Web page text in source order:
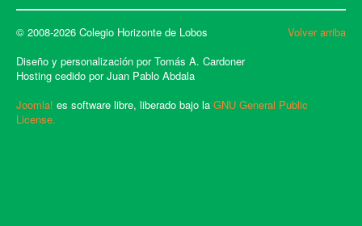
Volver arriba
© 2008-2026 Colegio Horizonte de Lobos
Diseño y personalización por Tomás A. Cardoner
Hosting cedido por Juan Pablo Abdala
Joomla! es software libre, liberado bajo la GNU General Public
License.